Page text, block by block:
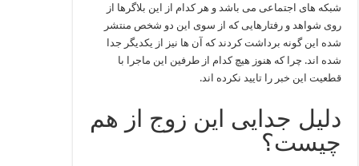
شبکه‌ های اجتماعی می ‌باشد و هر کدام از این بلاگرها از
روی شواهد و رفتارهایی که از سوی این دو شخص منتشر
شده این گونه برداشت کردند که آن ها نیز از یکدیگر جدا
شده‌ اند. چرا که هنوز هیچ کدام از طرفین این ماجرا با
قطعیت این خبر را تایید نکرده ‌اند.
دلیل جدایی این زوج از هم
چیست؟